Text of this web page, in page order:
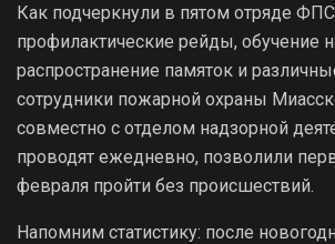
Как подчеркнули в пятом отряде
профилактические рейды, обучение
распространение памяток и
сотрудники пожарной охраны
совместно с отделом надзорной
проводят ежедневно, позволили
февраля пройти без происшествий.
Напомним статистику: после